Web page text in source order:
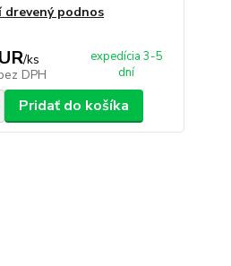
drevený podnos
/ks
DPH
expedícia 3-5
dní
Pridať do košíka